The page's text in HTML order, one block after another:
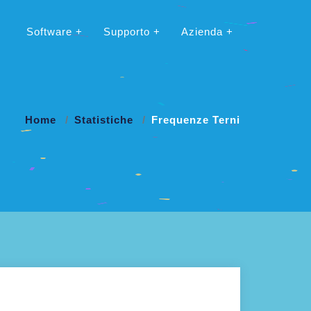
Software Supporto Azienda
Home Statistiche Frequenze Terni